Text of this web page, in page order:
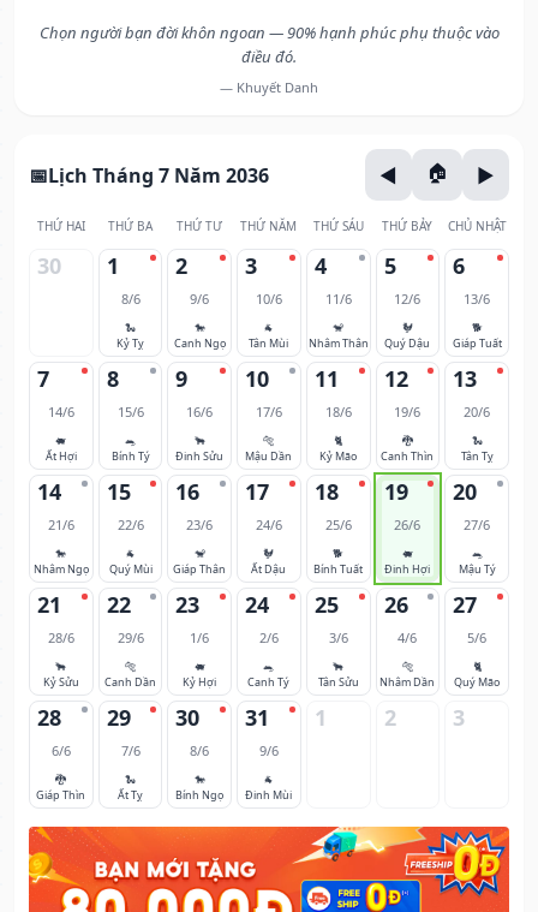
Chọn người bạn đời khôn ngoan — 90% hạnh phúc phụ thuộc vào
điều đó.
— Khuyết Danh
Lịch Tháng 7 Năm 2036
THỨ HAI THỨ BA THỨ TƯ THỨ NĂM THỨ SÁU THỨ BẢY CHỦ NHẬT
30 1
8/6
🐍
Kỷ Tỵ
2
9/6
🐎
Canh Ngọ
3
10/6
🐐
Tân Mùi
4
11/6
🐒
Nhâm Thân
5
12/6
🐓
Quý Dậu
6
13/6
🐕
Giáp Tuất
7
14/6
🐖
Ất Hợi
8
15/6
🐀
Bính Tý
9
16/6
🐂
Đinh Sửu
10
17/6
🐅
Mậu Dần
11
18/6
🐈
Kỷ Mão
12
19/6
🐉
Canh Thìn
13
20/6
🐍
Tân Tỵ
14
21/6
🐎
Nhâm Ngọ
15
22/6
🐐
Quý Mùi
16
23/6
🐒
Giáp Thân
17
24/6
🐓
Ất Dậu
18
25/6
🐕
Bính Tuất
19
26/6
🐖
Đinh Hợi
20
27/6
🐀
Mậu Tý
21
28/6
🐂
Kỷ Sửu
22
29/6
🐅
Canh Dần
23
1/6
🐖
Kỷ Hợi
24
2/6
🐀
Canh Tý
25
3/6
🐂
Tân Sửu
26
4/6
🐅
Nhâm Dần
27
5/6
🐈
Quý Mão
28
6/6
🐉
Giáp Thìn
29
7/6
🐍
Ất Tỵ
30
8/6
🐎
Bính Ngọ
31
9/6
🐐
Đinh Mùi
1 2 3